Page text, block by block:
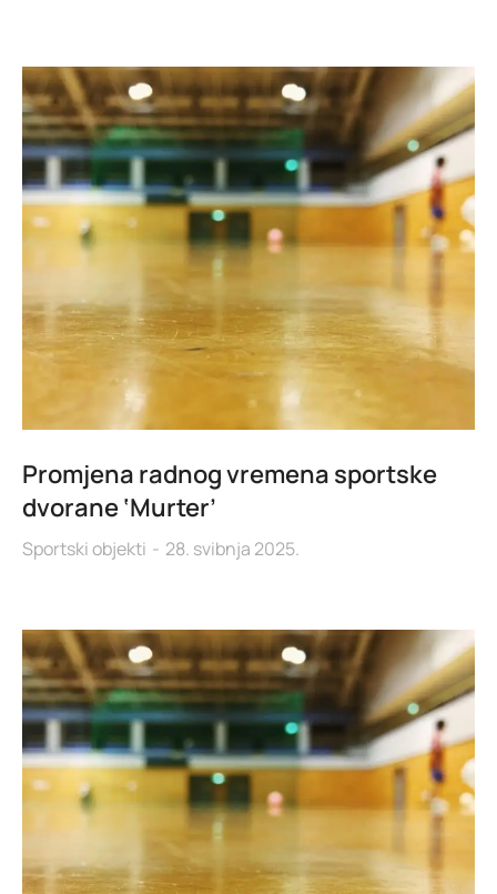
Promjena radnog vremena sportske
dvorane ‘Murter’
Sportski objekti 28. svibnja 2025.